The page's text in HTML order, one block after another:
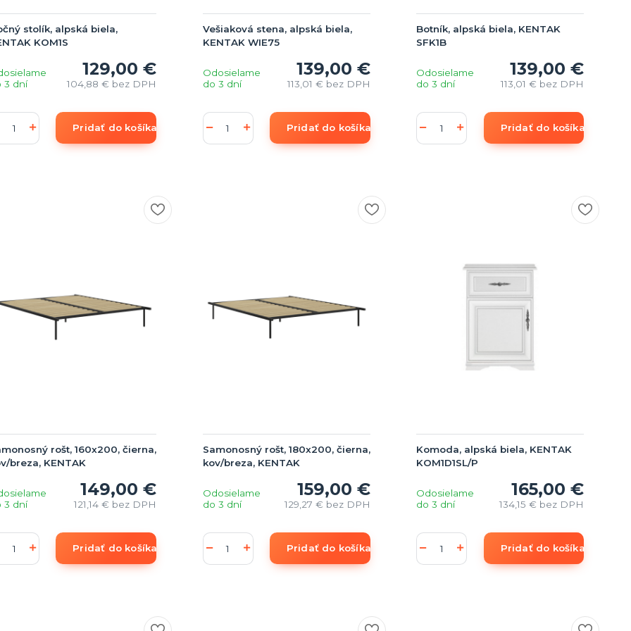
stolík, alpská biela,
KOM1S
129,00 €
104,88 € bez DPH
3 dní
Pridať do košíka
Vešiaková stena, alpská biela,
KENTAK WIE75
139,00 €
113,01 € bez DPH
Odosielame
do 3 dní
Pridať do košíka
Botník, alpská biela, KENTAK
SFK1B
139,00 €
113,01 € bez DPH
Odosielame
do 3 dní
Pridať do košíka
rošt, 160x200, čierna,
breza, KENTAK
149,00 €
121,14 € bez DPH
3 dní
Pridať do košíka
Samonosný rošt, 180x200, čierna,
kov/breza, KENTAK
159,00 €
129,27 € bez DPH
Odosielame
do 3 dní
Pridať do košíka
Komoda, alpská biela, KENTAK
KOM1D1SL/P
165,00 €
134,15 € bez DPH
Odosielame
do 3 dní
Pridať do košíka